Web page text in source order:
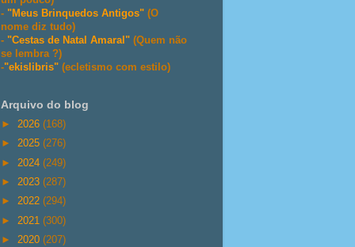
- "Meus Brinquedos Antigos" (O
nome diz tudo)
- "Cestas de Natal Amaral" (Quem não
se lembra ?)
-"ekislibris" (ecletismo com estilo)
Arquivo do blog
► 2026 (168)
► 2025 (276)
► 2024 (249)
► 2023 (287)
► 2022 (294)
► 2021 (300)
► 2020 (207)